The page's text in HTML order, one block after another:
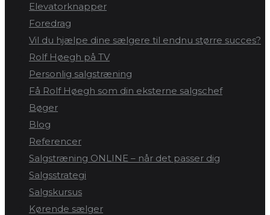
Elevatorknapper
Foredrag
Vil du hjælpe dine sælgere til endnu større succes?
Rolf Høegh på TV
Personlig salgstræning
Få Rolf Høegh som din eksterne salgschef
Bøger
Blog
Referencer
Salgstræning ONLINE – når det passer dig
Salgsstrategi
Salgskursus
Kørende sælger